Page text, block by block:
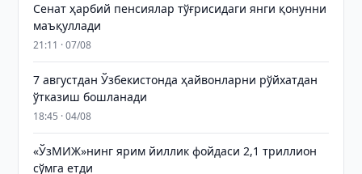
Сенат ҳарбий пенсиялар тўғрисидаги янги қонунни
маъқуллади
21:11 · 07/08
7 августдан Ўзбекистонда ҳайвонларни рўйхатдан
ўтказиш бошланади
18:45 · 04/08
«ЎзМИЖ»нинг ярим йиллик фойдаси 2,1 триллион
сўмга етди